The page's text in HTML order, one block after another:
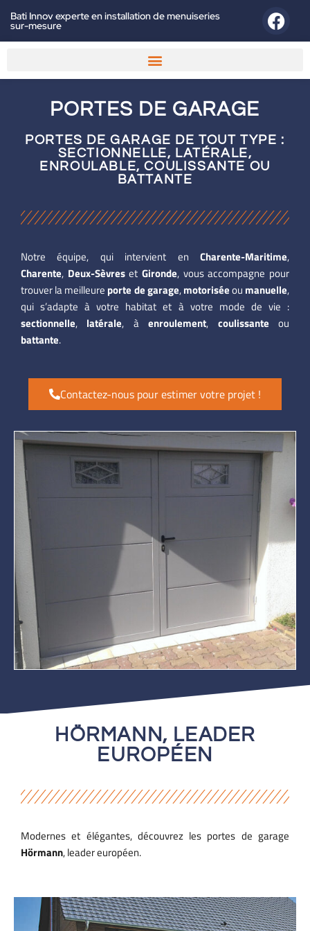
Bati Innov experte en installation de menuiseries
sur-mesure
PORTES DE GARAGE
PORTES DE GARAGE DE TOUT TYPE :
SECTIONNELLE, LATÉRALE,
ENROULABLE, COULISSANTE OU
BATTANTE
Notre équipe, qui intervient en Charente-Maritime,
Charente, Deux-Sèvreset Gironde, vous accompagne pour
trouver la meilleure porte de garage,motoriséeou manuelle,
qui s’adapte à votre habitat et à votre mode de vie :
sectionnelle, latérale, àenroulement, coulissante ou
battante.
Contactez-nous pour estimer votre projet !
HÖRMANN, LEADER
EUROPÉEN
Modernes et élégantes, découvrez les portes de garage
Hörmann, leader européen.